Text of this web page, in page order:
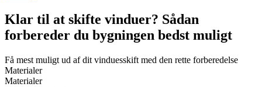
Klar til at skifte vinduer? Sådan
forbereder du bygningen bedst muligt
Få mest muligt ud af dit vinduesskift med den rette forberedelse
Materialer
Materialer